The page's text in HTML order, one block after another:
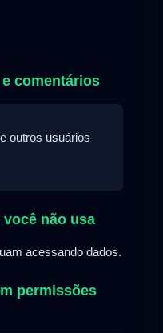
comentários
outros usuários
não usa
acessando dados.
permissões